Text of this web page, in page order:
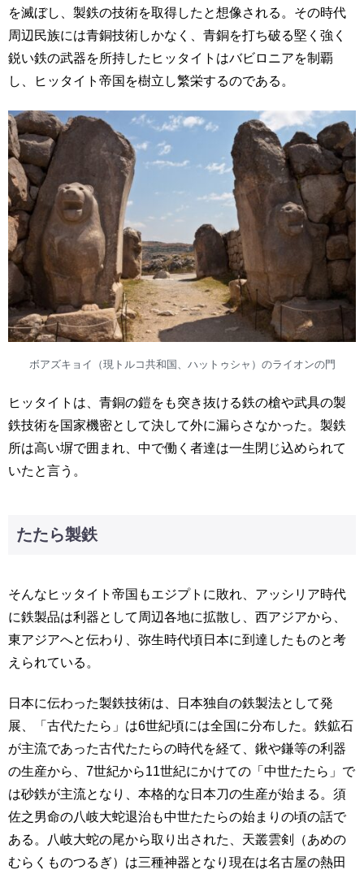
を滅ぼし、製鉄の技術を取得したと想像される。その時代
周辺民族には青銅技術しかなく、青銅を打ち破る堅く強く
鋭い鉄の武器を所持したヒッタイトはバビロニアを制覇
し、ヒッタイト帝国を樹立し繁栄するのである。
ボアズキョイ（現トルコ共和国、ハットゥシャ）のライオンの門
ヒッタイトは、青銅の鎧をも突き抜ける鉄の槍や武具の製
鉄技術を国家機密として決して外に漏らさなかった。製鉄
所は高い塀で囲まれ、中で働く者達は一生閉じ込められて
いたと言う。
たたら製鉄
そんなヒッタイト帝国もエジプトに敗れ、アッシリア時代
に鉄製品は利器として周辺各地に拡散し、西アジアから、
東アジアへと伝わり、弥生時代頃日本に到達したものと考
えられている。
日本に伝わった製鉄技術は、日本独自の鉄製法として発
展、「古代たたら」は6世紀頃には全国に分布した。鉄鉱石
が主流であった古代たたらの時代を経て、鍬や鎌等の利器
の生産から、7世紀から11世紀にかけての「中世たたら」で
は砂鉄が主流となり、本格的な日本刀の生産が始まる。須
佐之男命の八岐大蛇退治も中世たたらの始まりの頃の話で
ある。八岐大蛇の尾から取り出された、天叢雲剣（あめの
むらくものつるぎ）は三種神器となり現在は名古屋の熱田